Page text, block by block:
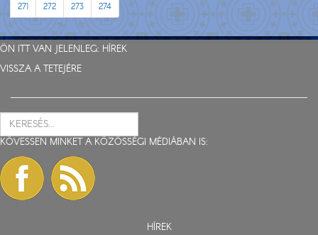
271
272 273 274
ÖN ITT VAN JELENLEG: HÍREK
VISSZA A TETEJÉRE
KÖVESSEN MINKET A KÖZÖSSÉGI MÉDIÁBAN IS:
HÍREK